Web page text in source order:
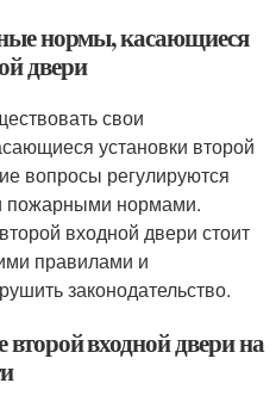
нормы, касающиеся
двери
свои
установки второй
вопросы регулируются
пожарными нормами.
входной двери стоит
правилами и
законодательство.
входной двери на